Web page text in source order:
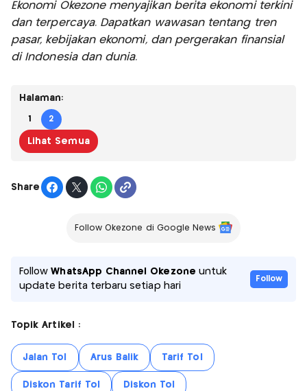
Ekonomi Okezone menyajikan berita ekonomi terkini
dan terpercaya. Dapatkan wawasan tentang tren
pasar, kebijakan ekonomi, dan pergerakan finansial
di Indonesia dan dunia.
Halaman:
1 2
Lihat Semua
Share
Follow Okezone di Google News
FollowWhatsApp Channel Okezone untuk
update berita terbaru setiap hari
Follow
Topik Artikel :
Jalan Tol Arus Balik Tarif Tol
Diskon Tarif Tol Diskon Tol